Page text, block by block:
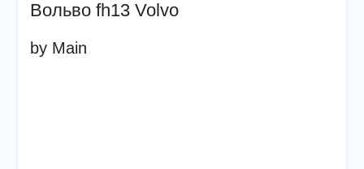
Вольво fh13 Volvo
by Main